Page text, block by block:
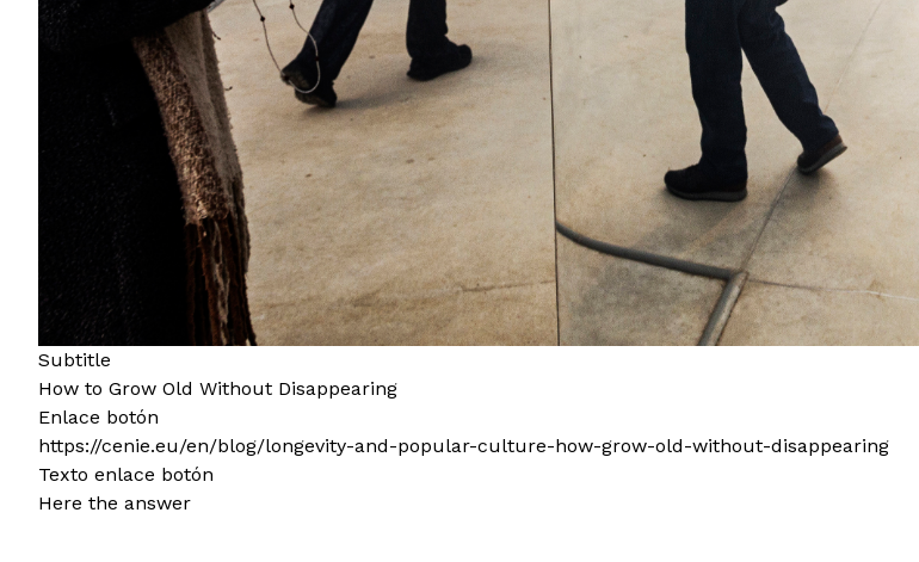
Subtitle
How to Grow Old Without Disappearing
Enlace botón
https://cenie.eu/en/blog/longevity-and-popular-culture-how-grow-old-without-disappearing
Texto enlace botón
Here the answer